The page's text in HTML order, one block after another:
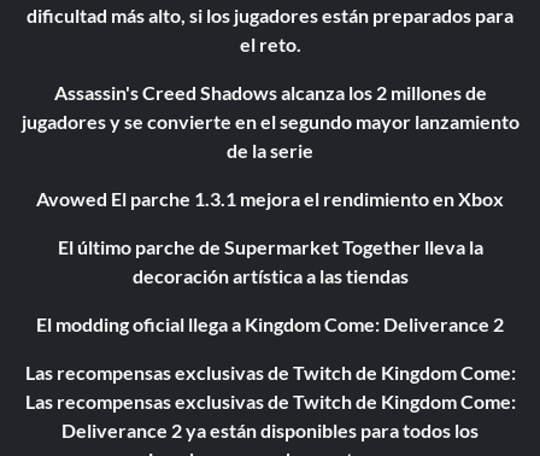
dificultad más alto, si los jugadores están preparados para
el reto.
Assassin's Creed Shadows alcanza los 2 millones de
jugadores y se convierte en el segundo mayor lanzamiento
de la serie
Avowed El parche 1.3.1 mejora el rendimiento en Xbox
El último parche de Supermarket Together lleva la
decoración artística a las tiendas
El modding oficial llega a Kingdom Come: Deliverance 2
Las recompensas exclusivas de Twitch de Kingdom Come:
Las recompensas exclusivas de Twitch de Kingdom Come:
Deliverance 2 ya están disponibles para todos los